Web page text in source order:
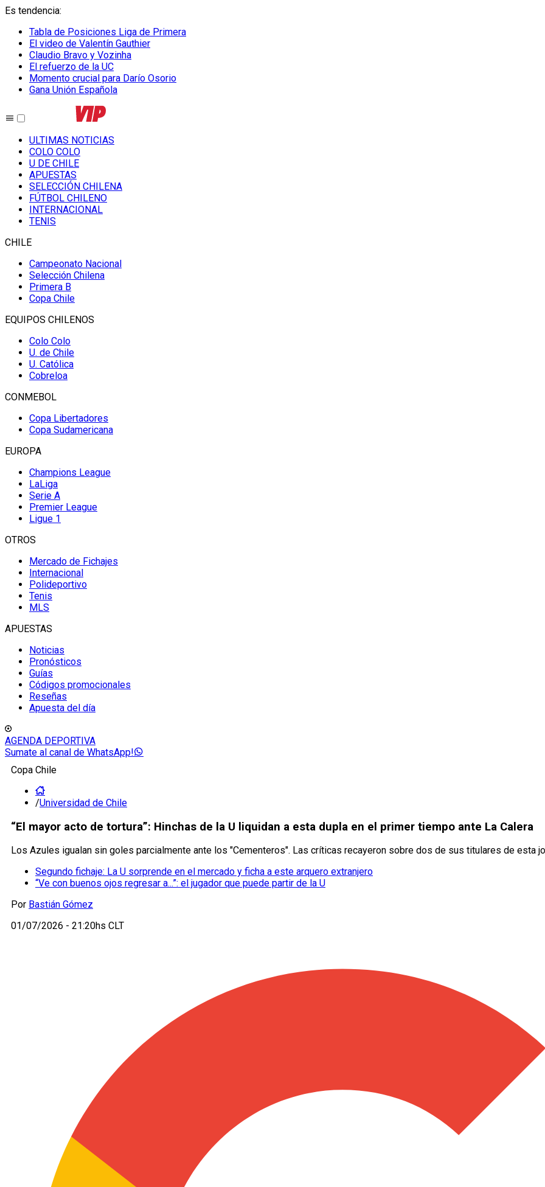
Es tendencia:
Tabla de Posiciones Liga de Primera
El video de Valentín Gauthier
Claudio Bravo y Vozinha
El refuerzo de la UC
Momento crucial para Darío Osorio
Gana Unión Española
ULTIMAS NOTICIAS
COLO COLO
U DE CHILE
APUESTAS
SELECCIÓN CHILENA
FÚTBOL CHILENO
INTERNACIONAL
TENIS
CHILE
Campeonato Nacional
Selección Chilena
Primera B
Copa Chile
EQUIPOS CHILENOS
Colo Colo
U. de Chile
U. Católica
Cobreloa
CONMEBOL
Copa Libertadores
Copa Sudamericana
EUROPA
Champions League
LaLiga
Serie A
Premier League
Ligue 1
OTROS
Mercado de Fichajes
Internacional
Polideportivo
Tenis
MLS
APUESTAS
Noticias
Pronósticos
Guías
Códigos promocionales
Reseñas
Apuesta del día
AGENDA DEPORTIVA
Sumate al canal de WhatsApp!
Copa Chile
/Universidad de Chile
“El mayor acto de tortura”: Hinchas de la U liquidan a esta dupla en el primer tiempo ante La Calera
Los Azules igualan sin goles parcialmente ante los "Cementeros". Las críticas recayeron sobre dos de sus titulares de esta
Segundo fichaje: La U sorprende en el mercado y ficha a este arquero extranjero
“Ve con buenos ojos regresar a...”: el jugador que puede partir de la U
Por Bastián Gómez
01/07/2026 - 21:20hs CLT